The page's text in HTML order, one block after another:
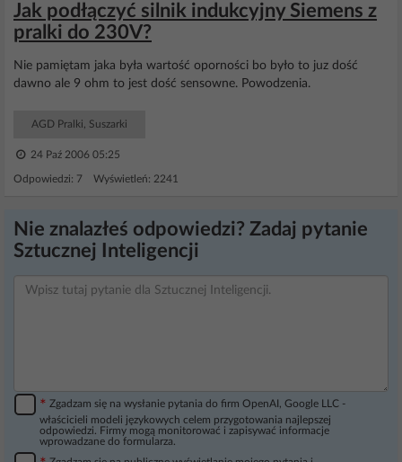
Jak podłączyć silnik indukcyjny Siemens z
pralki do 230V?
Nie pamiętam jaka była wartość oporności bo było to juz dość
dawno ale 9 ohm to jest dość sensowne. Powodzenia.
AGD Pralki, Suszarki
24 Paź 2006 05:25
Odpowiedzi: 7 Wyświetleń: 2241
Nie znalazłeś odpowiedzi? Zadaj pytanie
Sztucznej Inteligencji
* Zgadzam się na wysłanie pytania do firm OpenAI, Google LLC -
właścicieli modeli językowych celem przygotowania najlepszej
odpowiedzi. Firmy mogą monitorować i zapisywać informacje
wprowadzane do formularza.